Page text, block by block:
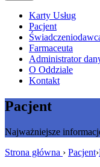
Karty Usług
Pacjent
Farmaceuta
Administrator
O Oddziale
Kontakt
Pacjent
Najważniejsze
Strona główna › Pacjent›